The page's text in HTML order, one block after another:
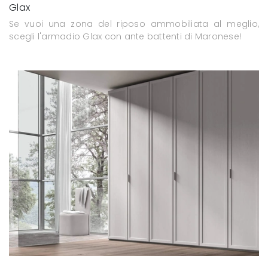
Glax
Se vuoi una zona del riposo ammobiliata al meglio,
scegli l'armadio Glax con ante battenti di Maronese!